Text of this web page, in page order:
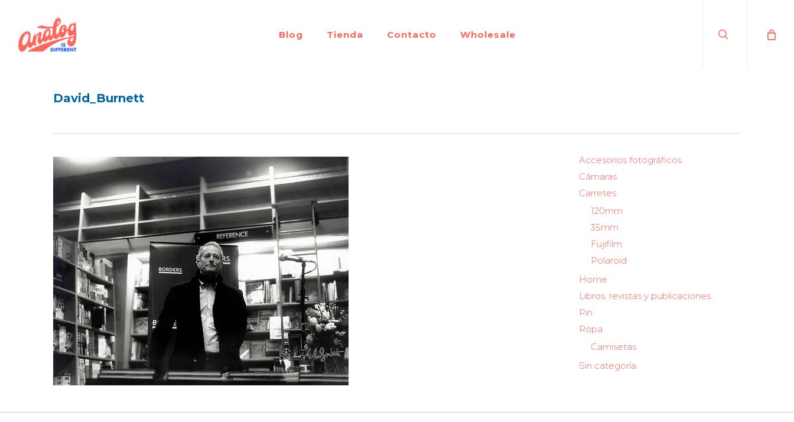
content
Blog Tienda Contacto Wholesale
David_Burnett
Accesorios fotográficos
Cámaras
Carretes
120mm
35mm
Fujifilm
Polaroid
Home
Libros, revistas y publicaciones
Pin
Ropa
Camisetas
Sin categoría